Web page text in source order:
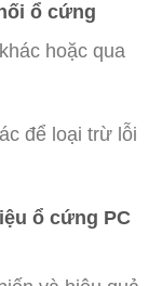
ổ cứng
hoặc qua
để loại trừ lỗi
ổ cứng PC